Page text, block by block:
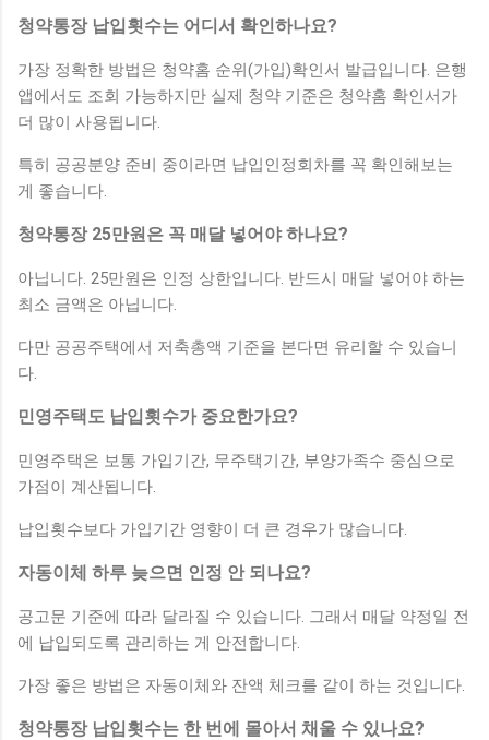
청약통장 납입횟수는 어디서 확인하나요?
가장 정확한 방법은 청약홈 순위(가입)확인서 발급입니다. 은행
앱에서도 조회 가능하지만 실제 청약 기준은 청약홈 확인서가
더 많이 사용됩니다.
특히 공공분양 준비 중이라면 납입인정회차를 꼭 확인해보는
게 좋습니다.
청약통장 25만원은 꼭 매달 넣어야 하나요?
아닙니다. 25만원은 인정 상한입니다. 반드시 매달 넣어야 하는
최소 금액은 아닙니다.
다만 공공주택에서 저축총액 기준을 본다면 유리할 수 있습니
다.
민영주택도 납입횟수가 중요한가요?
민영주택은 보통 가입기간, 무주택기간, 부양가족수 중심으로
가점이 계산됩니다.
납입횟수보다 가입기간 영향이 더 큰 경우가 많습니다.
자동이체 하루 늦으면 인정 안 되나요?
공고문 기준에 따라 달라질 수 있습니다. 그래서 매달 약정일 전
에 납입되도록 관리하는 게 안전합니다.
가장 좋은 방법은 자동이체와 잔액 체크를 같이 하는 것입니다.
청약통장 납입횟수는 한 번에 몰아서 채울 수 있나요?